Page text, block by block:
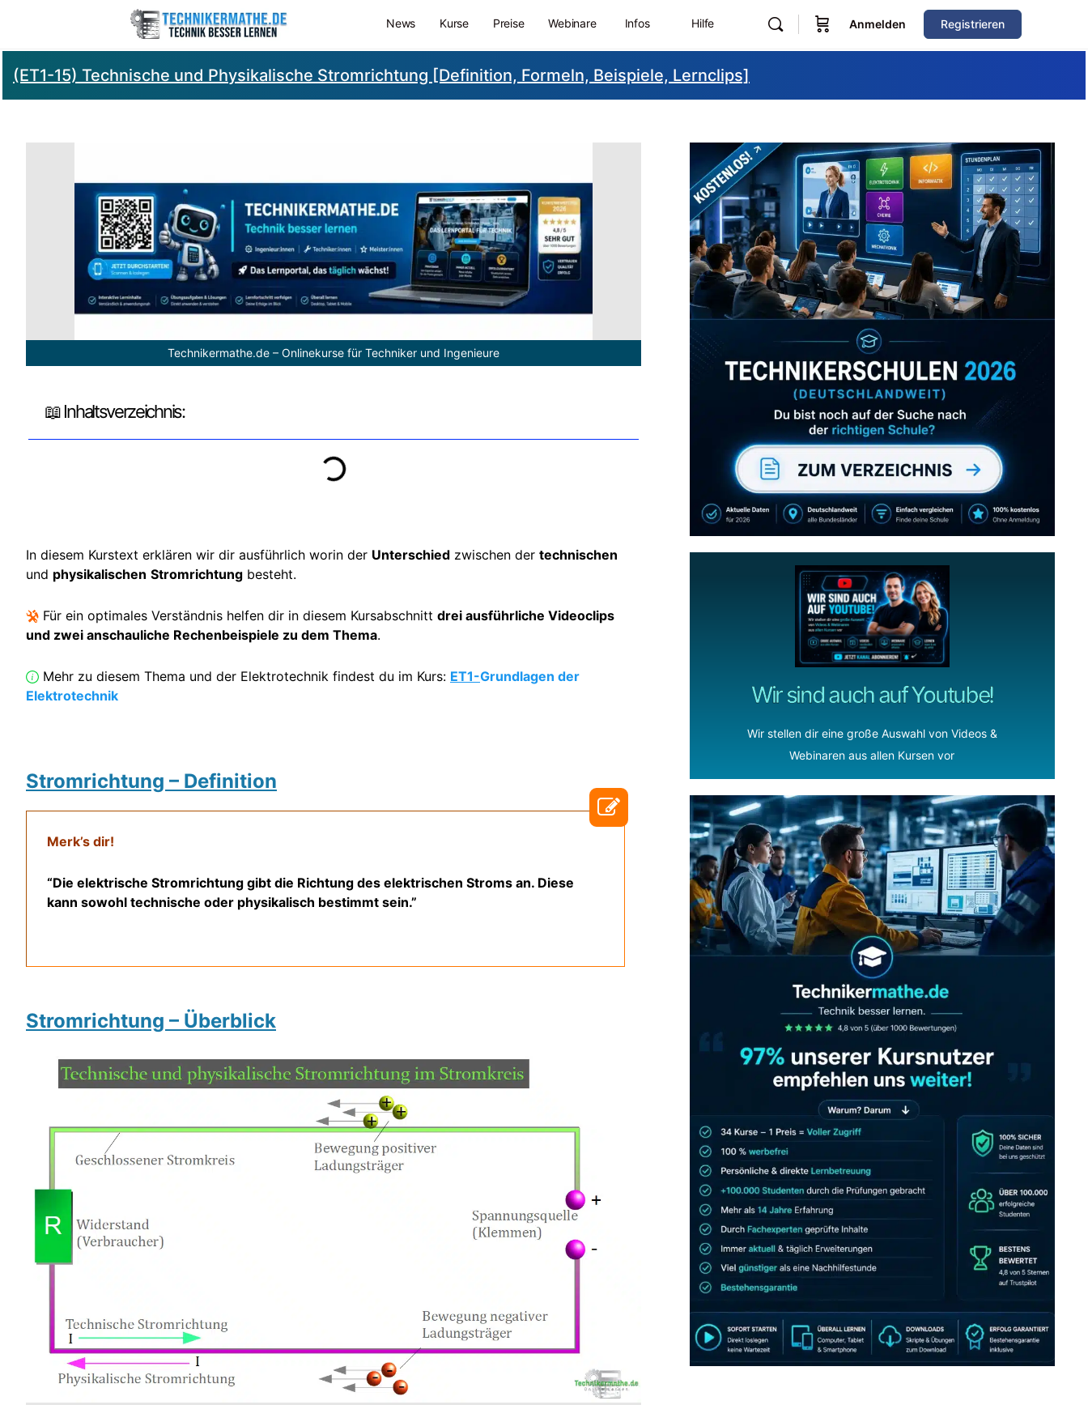
News Kurse Preise Webinare Infos Hilfe Anmelden Registrieren
(ET1-15) Technische und Physikalische Stromrichtung [Definition, Formeln, Beispiele, Lernclips]
Technikermathe.de – Onlinekurse für Techniker und Ingenieure
📖 Inhaltsverzeichnis:
In diesem Kurstext erklären wir dir ausführlich worin der Unterschied zwischen der technischen
und physikalischen Stromrichtung besteht.
Für ein optimales Verständnis helfen dir in diesem Kursabschnitt drei ausführliche Videoclips
und zwei anschauliche Rechenbeispiele zu dem Thema.
Mehr zu diesem Thema und der Elektrotechnik findest du im Kurs: ET1-Grundlagen der
Elektrotechnik
Stromrichtung – Definition
Merk’s dir!
“Die elektrische Stromrichtung gibt die Richtung des elektrischen Stroms an. Diese
kann sowohl technische oder physikalisch bestimmt sein.”
Stromrichtung – Überblick
Zum Verzeichnis
Wir sind auch auf Youtube!
Wir stellen dir eine große Auswahl von Videos &
Webinaren aus allen Kursen vor
Abonniere uns auch
gerne
wenn dir unsere Videos gefallen!
ZUM YOUTUBE KANAL
JETZT AB 7,40 EUR/MONAT PERFEKT LERNEN